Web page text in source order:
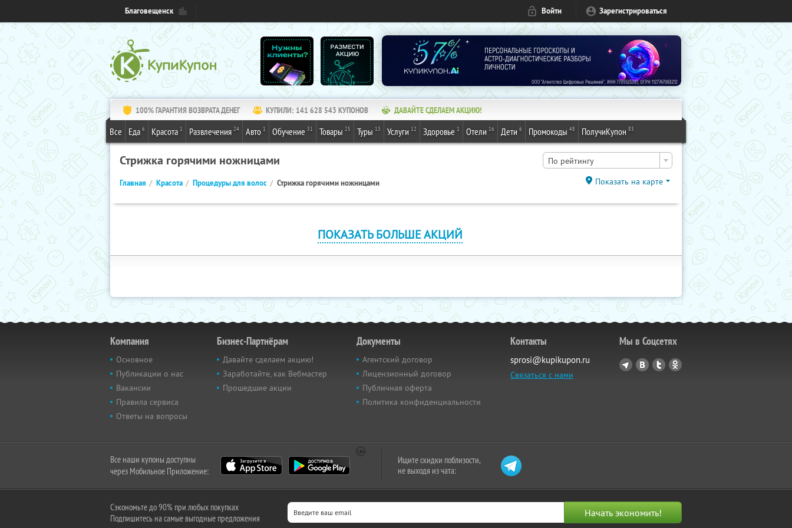
Благовещенск Войти Зарегистрироваться
100% ГАРАНТИЯ ВОЗВРАТА ДЕНЕГ КУПИЛИ: 141 628 543 КУПОНОВ ДАВАЙТЕ СДЕЛАЕМ АКЦИЮ!
Все Еда 6 Красота 1 Развлечения 24 Авто 1 Обучение 31 Товары 25 Туры 13 Услуги 12 Здоровье 1 Отели 16 Дети 6 Промокоды 48 ПолучиКупон 83
Стрижка горячими ножницами По рейтингу
Главная Красота Процедуры для волос Стрижка горячими ножницами Показать на карте
ПОКАЗАТЬ БОЛЬШЕ АКЦИЙ
Компания
Основное
Публикации о нас
Вакансии
Правила сервиса
Ответы на вопросы
Бизнес-Партнёрам
Давайте сделаем акцию!
Заработайте, как Вебмастер
Прошедшие акции
Документы
Агентский договор
Лицензионный договор
Публичная оферта
Политика конфиденциальности
Контакты
sprosi@kupikupon.ru
Связаться с нами
Мы в Соцсетях
Все наши купоны доступны
через Мобильное Приложение:
Ищите скидки поблизости,
не выходя из чата:
Сэкономьте до 90% при любых покупках
Подпишитесь на самые выгодные предложения